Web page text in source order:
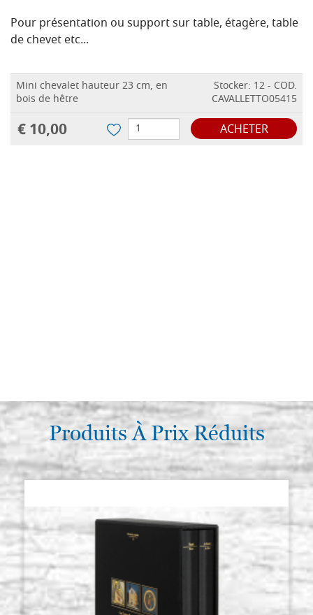
Pour présentation ou support sur table, étagère, table
de chevet etc...
Mini chevalet hauteur 23 cm, en
bois de hêtre
Stocker: 12 - COD.
CAVALLETTO05415
€ 10,00 ACHETER
Produits À Prix Réduits